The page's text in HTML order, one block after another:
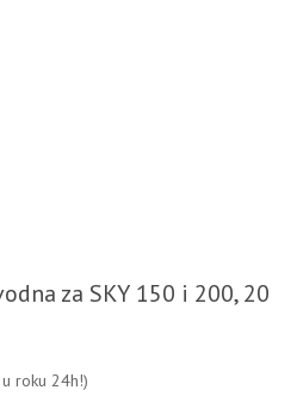
za SKY 150 i 200, 20
u roku 24h!)